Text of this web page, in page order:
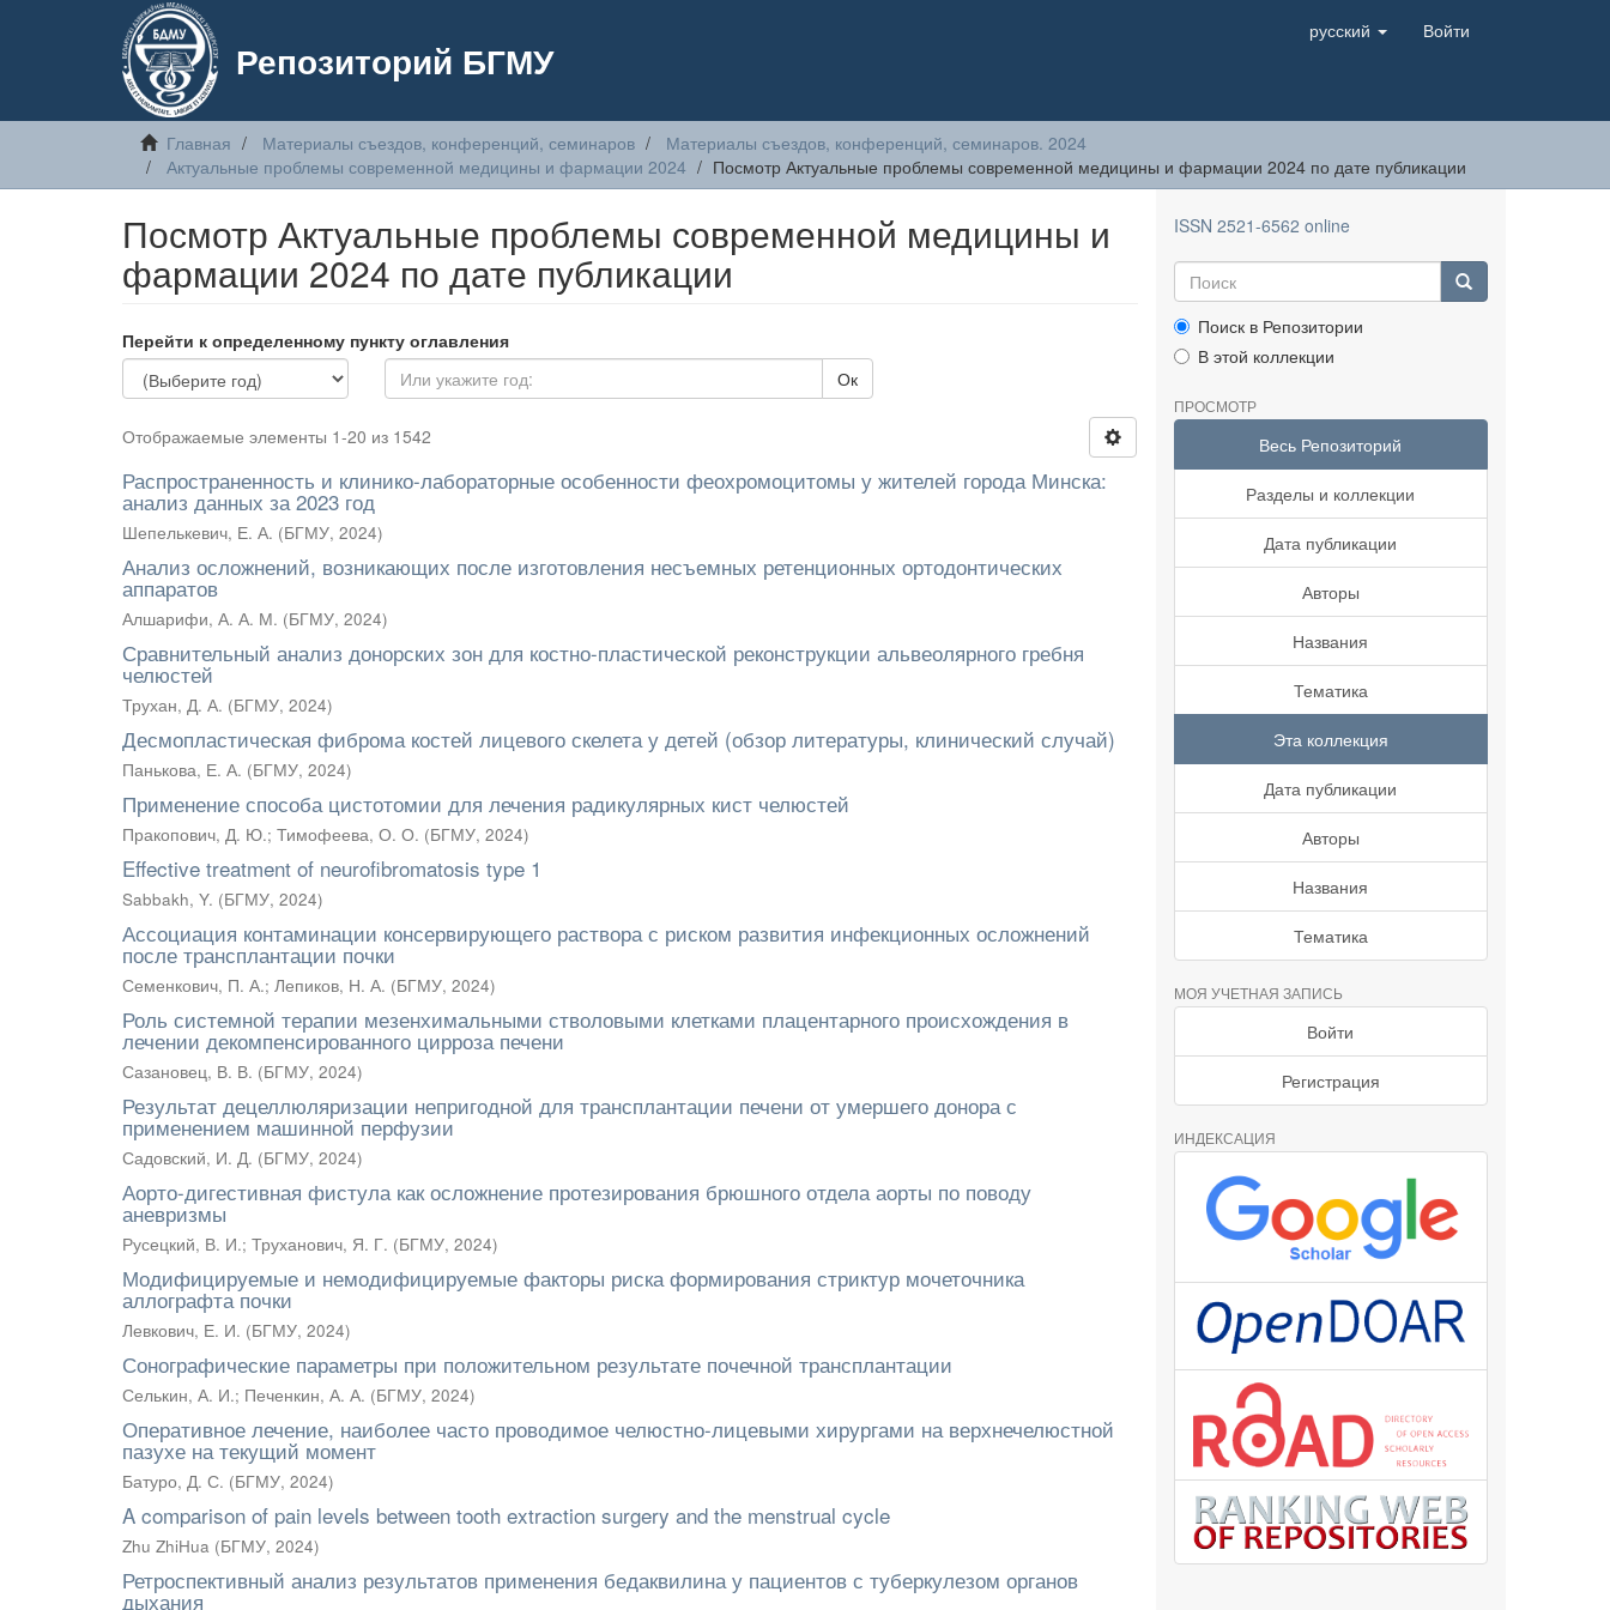
Репозиторий БГМУ
русский Войти
Главная Материалы съездов, конференций, семинаров
Материалы съездов, конференций, семинаров. 2024
Актуальные проблемы современной медицины и фармации 2024
Посмотр Актуальные проблемы современной медицины и фармации 2024 по дате публикации
Посмотр Актуальные проблемы современной медицины и
фармации 2024 по дате публикации
Перейти к определенному пункту оглавления
Ок
Отображаемые элементы 1-20 из 1542
Распространенность и клинико-лабораторные особенности феохромоцитомы у жителей города Минска:
анализ данных за 2023 год
Шепелькевич, Е. А. (БГМУ, 2024)
Анализ осложнений, возникающих после изготовления несъемных ретенционных ортодонтических
аппаратов
Алшарифи, А. А. М. (БГМУ, 2024)
Сравнительный анализ донорских зон для костно-пластической реконструкции альвеолярного гребня
челюстей
Трухан, Д. А. (БГМУ, 2024)
Десмопластическая фиброма костей лицевого скелета у детей (обзор литературы, клинический случай)
Панькова, Е. А. (БГМУ, 2024)
Применение способа цистотомии для лечения радикулярных кист челюстей
Пракопович, Д. Ю.; Тимофеева, О. О. (БГМУ, 2024)
Effective treatment of neurofibromatosis type 1
Sabbakh, Y. (БГМУ, 2024)
Ассоциация контаминации консервирующего раствора с риском развития инфекционных осложнений
после трансплантации почки
Семенкович, П. А.; Лепиков, Н. А. (БГМУ, 2024)
Роль системной терапии мезенхимальными стволовыми клетками плацентарного происхождения в
лечении декомпенсированного цирроза печени
Сазановец, В. В. (БГМУ, 2024)
Результат децеллюляризации непригодной для трансплантации печени от умершего донора с
применением машинной перфузии
Садовский, И. Д. (БГМУ, 2024)
Аорто-дигестивная фистула как осложнение протезирования брюшного отдела аорты по поводу
аневризмы
Русецкий, В. И.; Труханович, Я. Г. (БГМУ, 2024)
Модифицируемые и немодифицируемые факторы риска формирования стриктур мочеточника
аллографта почки
Левкович, Е. И. (БГМУ, 2024)
Сонографические параметры при положительном результате почечной трансплантации
Селькин, А. И.; Печенкин, А. А. (БГМУ, 2024)
Оперативное лечение, наиболее часто проводимое челюстно-лицевыми хирургами на верхнечелюстной
пазухе на текущий момент
Батуро, Д. С. (БГМУ, 2024)
A comparison of pain levels between tooth extraction surgery and the menstrual cycle
Zhu ZhiHua (БГМУ, 2024)
Ретроспективный анализ результатов применения бедаквилина у пациентов с туберкулезом органов
дыхания
ISSN 2521-6562 online
Поиск в Репозитории
В этой коллекции
ПРОСМОТР
Весь Репозиторий
Разделы и коллекции
Дата публикации
Авторы
Названия
Тематика
Эта коллекция
Дата публикации
Авторы
Названия
Тематика
МОЯ УЧЕТНАЯ ЗАПИСЬ
Войти
Регистрация
ИНДЕКСАЦИЯ